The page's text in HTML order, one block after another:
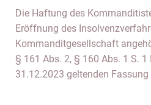
Die Haftung des
Eröffnung des
Kommanditgesellschaft
§ 161 Abs. 2, § 160 Abs. 1 S. 1
31.12.2023 geltenden Fassung